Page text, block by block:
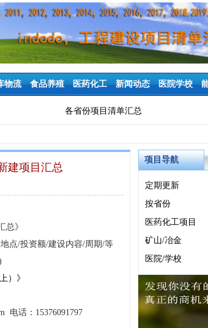
物流 食品养殖 医药化工 新闻动态 医院学校
各省份项目清单汇总
建项目汇总
总》
点/投资额/建设内容/周期/等
）》
电话：15376091797
项目导航
定期更新
按省份
医药化工项目
矿山/冶金
医院/学校